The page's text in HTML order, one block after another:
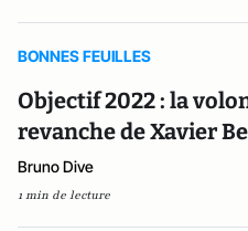
BONNES FEUILLES
Objectif 2022 : la
revanche de Xavier
Bruno Dive
1 min de lecture